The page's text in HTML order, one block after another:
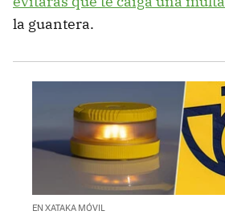
la guantera.
EN XATAKA MÓVIL